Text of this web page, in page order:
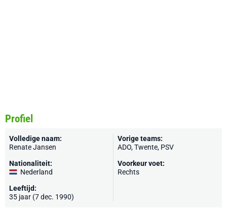
Profiel
Volledige naam:
Renate Jansen
Nationaliteit:
Nederland
Leeftijd:
35 jaar (7 dec. 1990)
Vorige teams:
ADO,Twente, PSV
Voorkeur voet:
Rechts